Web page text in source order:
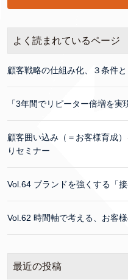
よく読まれているページ
顧客戦略の仕組み化、３条件
「3年間でリピーター倍増を
顧客囲い込み（＝お客様育成
りセミナー
Vol.64 ブランドを強くする「
Vol.62 時間軸で考える、お客
最近の投稿